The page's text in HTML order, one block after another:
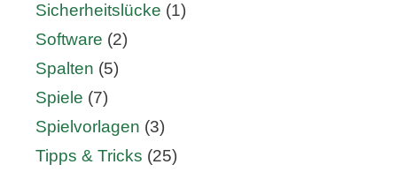
Sicherheitslücke (1)
Software (2)
Spalten (5)
Spiele (7)
Spielvorlagen (3)
Tipps & Tricks (25)